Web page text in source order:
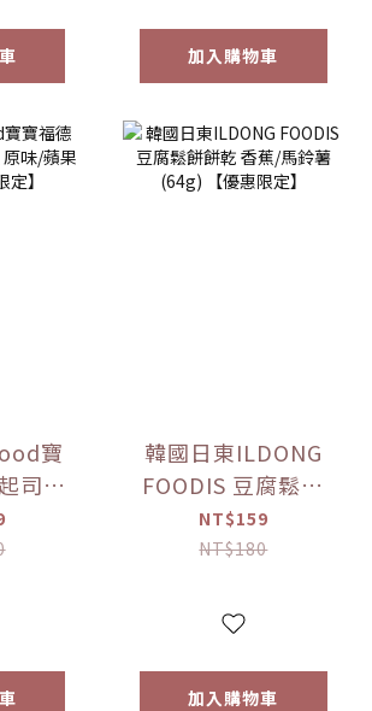
加入購物車
寶
果
定】
韓國日東ILDONG
FOODIS 豆腐鬆餅
餅乾 香蕉/馬鈴薯
(64g) 【優惠限定】
NT$159
NT$180
加入購物車